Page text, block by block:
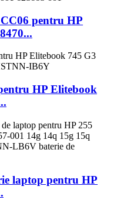
pentru HP
HP Elitebook
laptop pentru HP